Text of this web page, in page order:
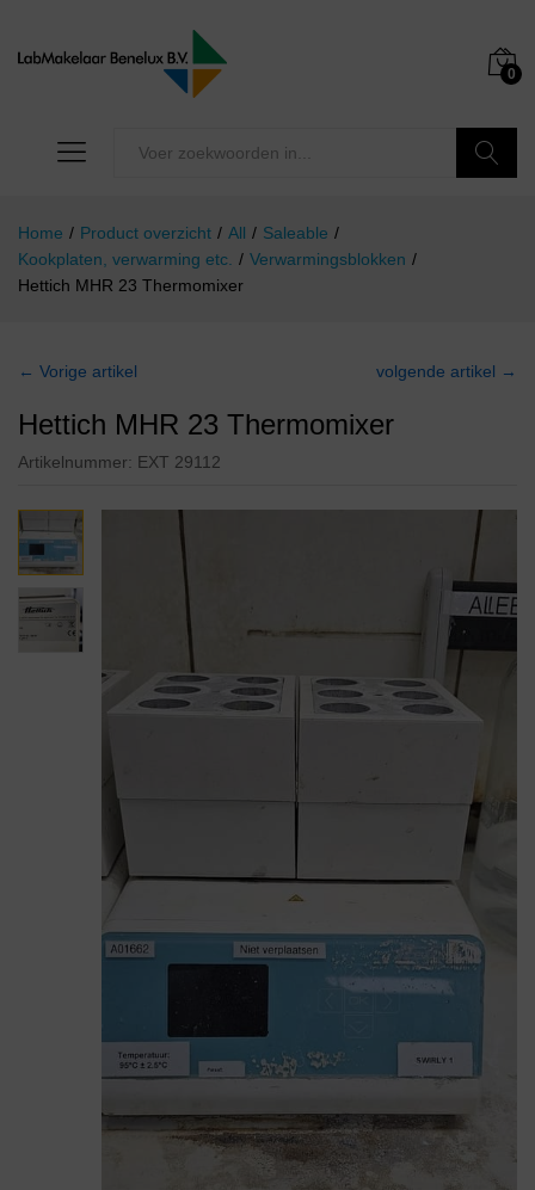
0
Home / Product overzicht / All / Saleable /
Kookplaten, verwarming etc. / Verwarmingsblokken /
Hettich MHR 23 Thermomixer
← Vorige artikel volgende artikel →
Hettich MHR 23 Thermomixer
Artikelnummer: EXT 29112